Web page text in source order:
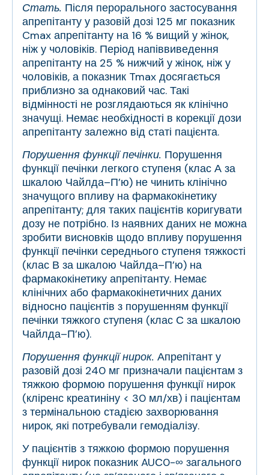
Стать. Після перорального застосування
апрепітанту у разовій дозі 125 мг показник
Cmax апрепітанту на 16 % вищий у жінок,
ніж у чоловіків. Період напіввиведення
апрепітанту на 25 % нижчий у жінок, ніж у
чоловіків, а показник Tmax досягається
приблизно за однаковий час. Такі
відмінності не розглядаються як клінічно
значущі. Немає необхідності в корекції дози
апрепітанту залежно від статі пацієнта.
Порушення функції печінки. Порушення
функції печінки легкого ступеня (клас А за
шкалою Чайлда–П’ю) не чинить клінічно
значущого впливу на фармакокінетику
апрепітанту; для таких пацієнтів коригувати
дозу не потрібно. Із наявних даних не можна
зробити висновків щодо впливу порушення
функції печінки середнього ступеня тяжкості
(клас В за шкалою Чайлда–П’ю) на
фармакокінетику апрепітанту. Немає
клінічних або фармакокінетичних даних
відносно пацієнтів з порушенням функції
печінки тяжкого ступеня (клас С за шкалою
Чайлда–П’ю).
Порушення функції нирок. Апрепітант у
разовій дозі 240 мг призначали пацієнтам з
тяжкою формою порушення функції нирок
(кліренс креатиніну < 30 мл/хв) і пацієнтам
з термінальною стадією захворювання
нирок, які потребували гемодіалізу.
У пацієнтів з тяжкою формою порушення
функції нирок показник AUС0-∞ загального